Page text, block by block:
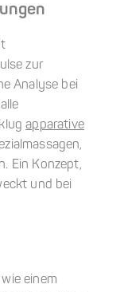
zur
Analyse bei
apparative
Ein Konzept,
und bei
einem